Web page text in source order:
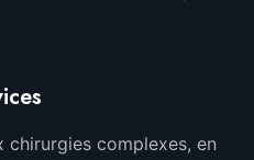
complexes, en